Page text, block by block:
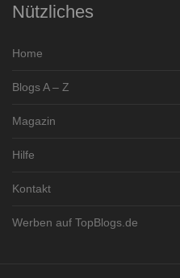
Nützliches
Home
Blogs A – Z
Magazin
Hilfe
Kontakt
Werben auf TopBlogs.de